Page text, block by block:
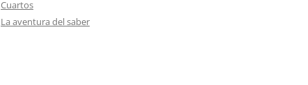
Cuartos
La aventura del saber